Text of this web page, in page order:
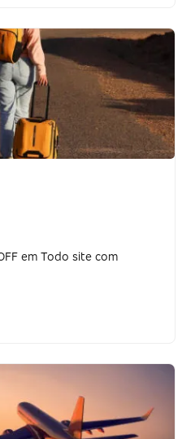
em Todo site com